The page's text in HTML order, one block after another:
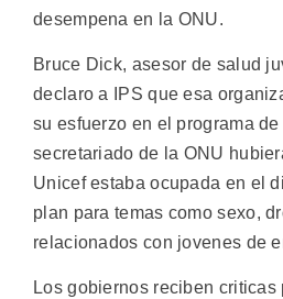
desempena en la ONU.
Bruce Dick, asesor de salud
declaro a IPS que esa
su esfuerzo en el programa de
secretariado de la ONU
Unicef estaba ocupada en el
plan para temas como sexo,
relacionados con jovenes de
Los gobiernos reciben